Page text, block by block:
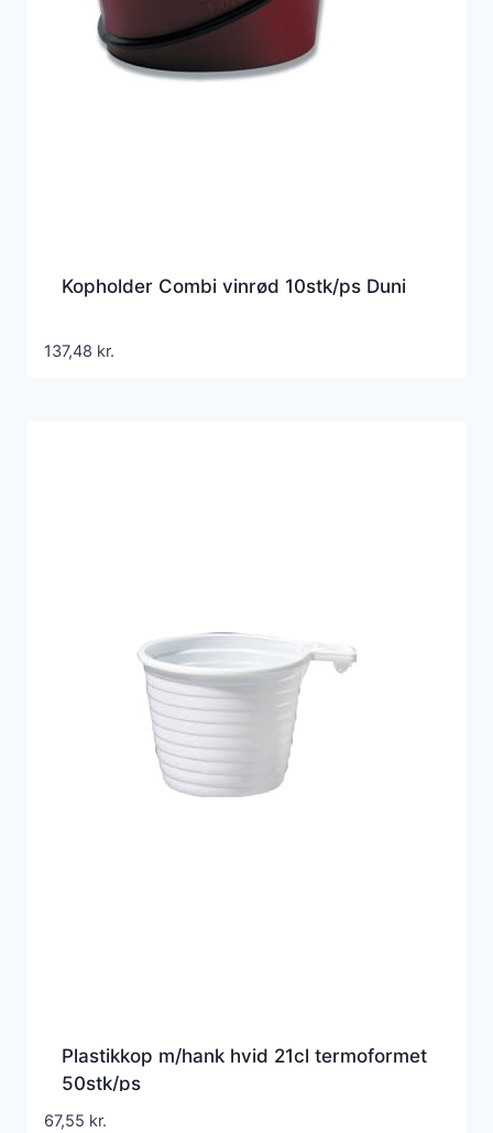
Kopholder Combi vinrød 10stk/ps Duni
137,48 kr.
Plastikkop m/hank hvid 21cl termoformet
50stk/ps
67,55 kr.